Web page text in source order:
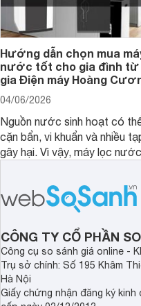
Hướng dẫn chọn mua
nước tốt cho gia đình từ
gia Điện máy Hoàng
04/06/2026
Nguồn nước sinh hoạt có
cặn bẩn, vi khuẩn và nhiều
gây hại. Vì vậy, máy lọc
sức khỏe và đảm bảo nguồn
sạch cho cả gia đình.
CÔNG TY CỔ PHẦN
Công cụ so sánh giá online -
Trụ sở chính: Số 195 Khâm
Hà Nội
Giấy chứng nhận đăng ký kinh